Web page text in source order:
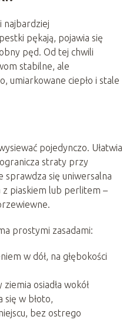
najbardziej
pękają, pojawia się
pęd. Od tej chwili
stabilne, ale
umiarkowane ciepło i stale
pojedynczo. Ułatwia
straty przy
się uniwersalna
z piaskiem lub perlitem –
prostymi zasadami:
w dół, na głębokości
osiadła wokół
się w błoto,
bez ostrego